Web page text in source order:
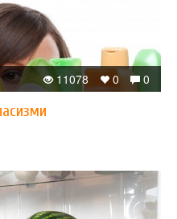
0
0
11078